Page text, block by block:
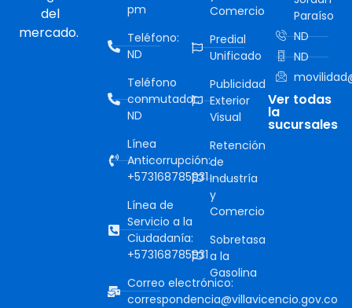
del
mercado.
pm
Teléfono:
ND
Teléfono
conmutador:
ND
Línea
Anticorrupción:
+573168785931
Línea de
Servicio a la
Ciudadanía:
+573168785931
Correo electrónico:
correspondencia@villavicencio.gov.co
Comercio
Predial
Unificado
Publicidad
Exterior
Visual
Retención
de
Industría
y
Comercio
Sobretasa
a la
Gasolina
Paraíso
ND
ND
Ver todas
la
sucursales